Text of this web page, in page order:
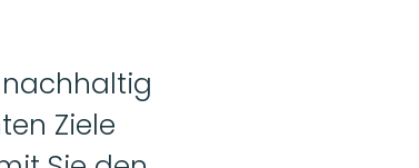
nachhaltig
Ziele